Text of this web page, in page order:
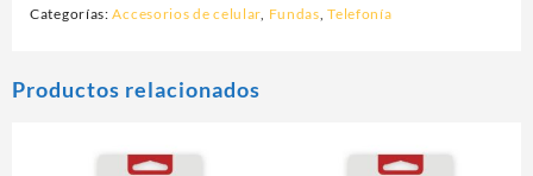
Categorías:Accesorios de celular, Fundas,Telefonía
Productos relacionados